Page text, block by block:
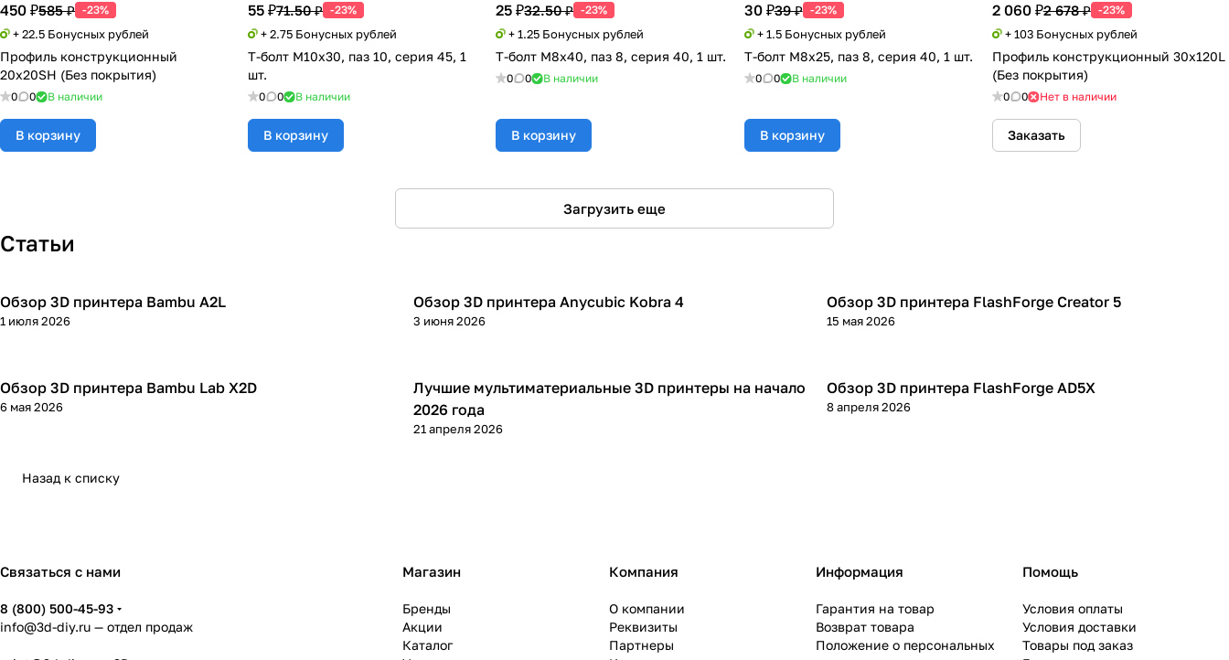
450 ₽585 ₽ -23%
+ 22.5 Бонусных рублей
Профиль конструкционный
20х20SH (Без покрытия)
0 0 В наличии
В корзину
55 ₽71.50 ₽ -23%
+ 2.75 Бонусных рублей
Т-болт М10х30, паз 10, серия 45, 1
шт.
0 0 В наличии
В корзину
25 ₽32.50 ₽ -23%
+ 1.25 Бонусных рублей
Т-болт М8х40, паз 8, серия 40, 1 шт.
0 0 В наличии
В корзину
30 ₽39 ₽ -23%
+ 1.5 Бонусных рублей
Т-болт М8х25, паз 8, серия 40, 1 шт.
0 0 В наличии
В корзину
2 060 ₽2 678 ₽ -23%
+ 103 Бонусных рублей
Профиль конструкционный 30х120L
(Без покрытия)
0 0 Нет в наличии
Заказать
Загрузить еще
Статьи
3D принтеры
Обзор 3D принтера Bambu A2L
1 июля 2026
3D принтеры
Обзор 3D принтера Anycubic Kobra 4
3 июня 2026
3D принтеры
Обзор 3D принтера FlashForge Creator 5
15 мая 2026
3D принтеры
Обзор 3D принтера Bambu Lab X2D
6 мая 2026
3D принтеры
Лучшие мультиматериальные 3D принтеры на начало
2026 года
21 апреля 2026
3D принтеры
Обзор 3D принтера FlashForge AD5X
8 апреля 2026
Назад к списку
Связаться с нами
8 (800) 500-45-93
info@3d-diy.ru — отдел продаж
Магазин
Бренды
Акции
Каталог
Компания
О компании
Реквизиты
Партнеры
Информация
Гарантия на товар
Возврат товара
Положение о персональных
Помощь
Условия оплаты
Условия доставки
Товары под заказ